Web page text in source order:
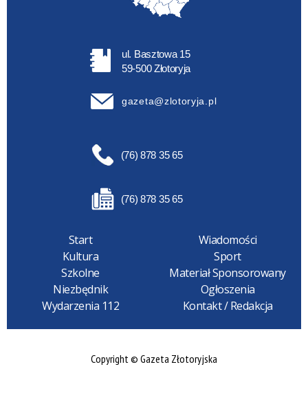
ul. Basztowa 15
59-500 Złotoryja
gazeta@zlotoryja.pl
(76) 878 35 65
(76) 878 35 65
Start
Wiadomości
Kultura
Sport
Szkolne
Materiał Sponsorowany
Niezbędnik
Ogłoszenia
Wydarzenia 112
Kontakt / Redakcja
Copyright © Gazeta Złotoryjska